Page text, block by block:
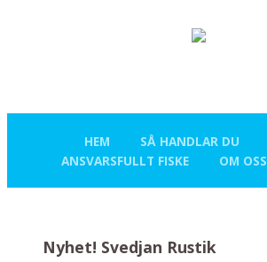
HEM SÅ HANDLAR DU
ANSVARSFULLT FISKE
OM OSS
Nyhet! Svedjan Rustik